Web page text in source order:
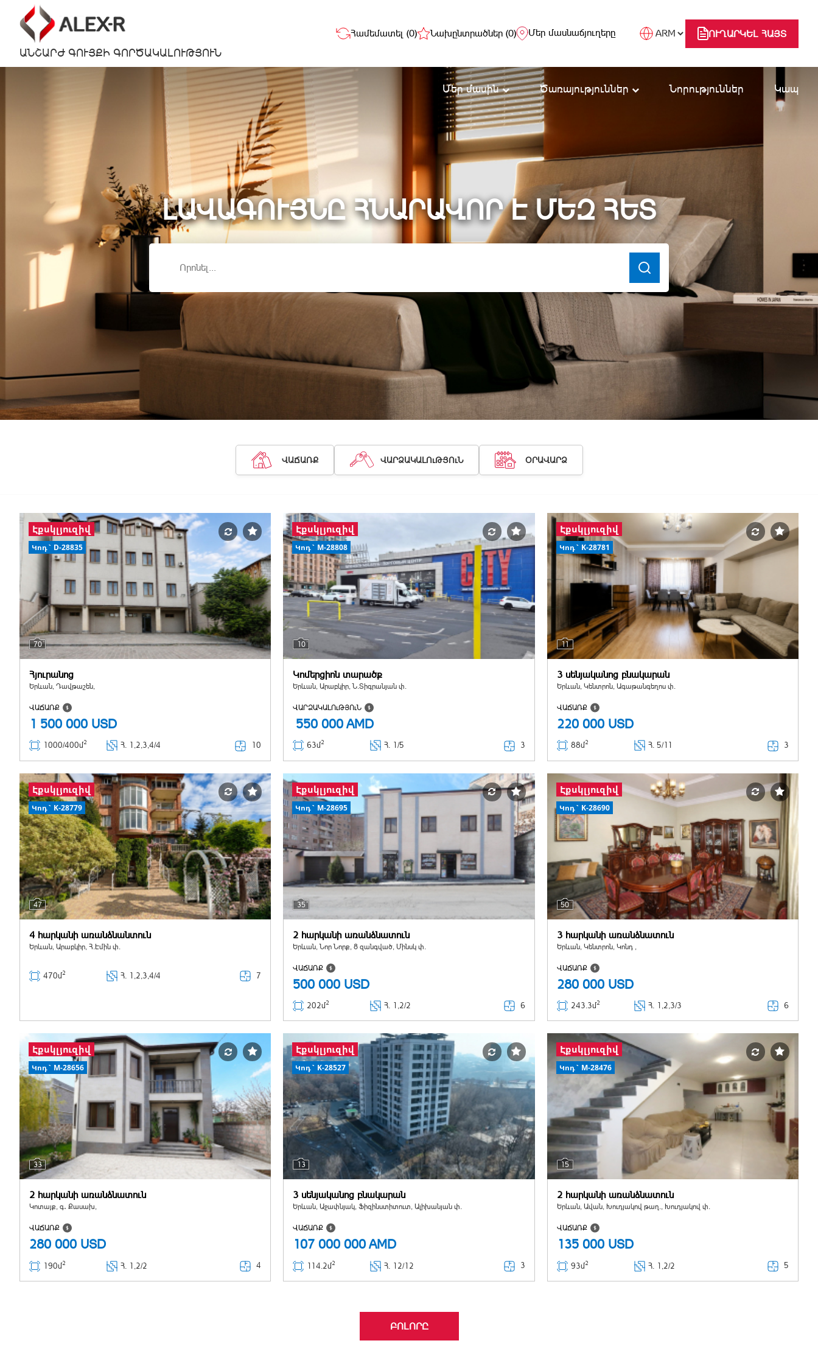
ԱՆՇԱՐԺ ԳՈՒՅՔԻ ԳՈՐԾԱԿԱԼՈՒԹՅՈՒՆ
Համեմատել (0) Նախընտրածներ (0) Մեր մասնաճյուղերը ՈՒՂԱՐԿԵԼ ՀԱՅՏ
Մեր մասին Ծառայություններ Նորություններ Կապ
ԼԱՎԱԳՈՒՅՆԸ ՀՆԱՐԱՎՈՐ Է ՄԵԶ ՀԵՏ
ՎԱՃԱՌՔ ՎԱՐՁԱԿԱԼՈւԹՅՈւՆ ՕՐԱՎԱՐՁ
70
Կոդ` D-28835
Էքսկլյուզիվ
Հյուրանոց
Երևան, Դավթաշեն,
ՎԱՃԱՌՔ
1 500 000 USD
1000/400մ2 Հ. 1,2,3,4/4 10
10
Կոդ` M-28808
Էքսկլյուզիվ
Կոմերցիոն տարածք
Երևան, Արաբկիր, Ն.Տիգրանյան փ.
ՎԱՐՁԱԿԱԼՈւԹՅՈւՆ
550 000AMD
63մ2 Հ. 1/5 3
11
Կոդ` K-28781
Էքսկլյուզիվ
3 սենյականոց բնակարան
Երևան, Կենտրոն, Ագաթանգեղոս փ.
ՎԱՃԱՌՔ
220 000 USD
88մ2 Հ. 5/11 3
47
Կոդ` K-28779
Էքսկլյուզիվ
4 հարկանի առանձնանտուն
Երևան, Արաբկիր, Հ.Էմին փ.
470մ2 Հ . 1,2,3,4/4 7
35
Կոդ` M-28695
Էքսկլյուզիվ
2 հարկանի առանձնատուն
Երևան, Նոր Նորք, 8 զանգված, Մինսկ փ.
ՎԱՃԱՌՔ
500 000 USD
202մ2 Հ . 1,2/2 6
50
Կոդ` K-28690
Էքսկլյուզիվ
3 հարկանի առանձնատուն
Երևան, Կենտրոն, Կոնդ ,
ՎԱՃԱՌՔ
280 000 USD
243.3մ2 Հ. 1,2,3/3 6
33
Կոդ` M-28656
Էքսկլյուզիվ
2 հարկանի առանձնատուն
Կոտայք, գ․ Քասախ,
ՎԱՃԱՌՔ
280 000 USD
190մ2 Հ . 1,2/2 4
13
Կոդ` K-28527
Էքսկլյուզիվ
3 սենյականոց բնակարան
Երևան, Աջափնյակ, Ֆիզինստիտուտ, Ալիխանյան փ.
ՎԱՃԱՌՔ
107 000 000AMD
114.2մ2 Հ . 12/12 3
15
Կոդ` M-28476
Էքսկլյուզիվ
2 հարկանի առանձնատուն
Երևան, Ավան, Խուդյակով թաղ., Խուդյակով փ.
ՎԱՃԱՌՔ
135 000 USD
93մ2 Հ. 1,2/2 5
ԲՈԼՈՐԸ